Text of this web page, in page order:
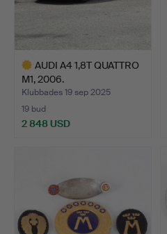
AUDI A4 1,8T QUATTRO
M1, 2006.
Klubbades 19 sep 2025
19 bud
2 848 USD